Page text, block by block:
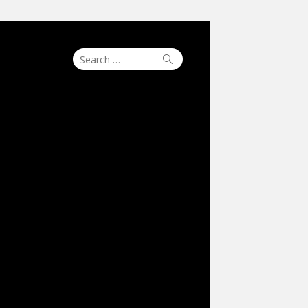
Search
for:
Search